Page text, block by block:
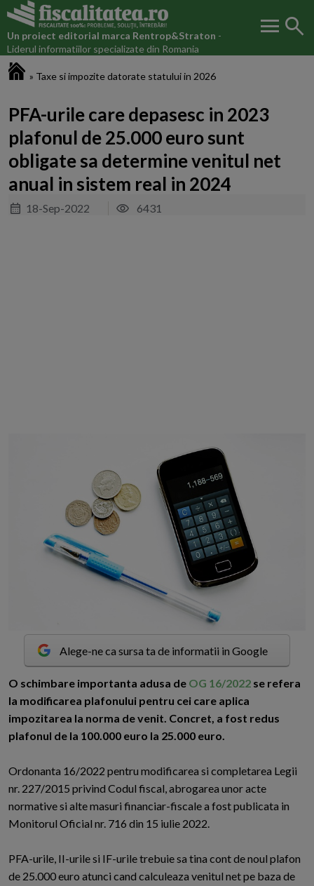
Un proiect editorial marca Rentrop&Straton -
Liderul informatiilor specializate din Romania
menu search
» Taxe si impozite datorate statului in 2026
PFA-urile care depasesc in 2023
plafonul de 25.000 euro sunt
obligate sa determine venitul net
anual in sistem real in 2024
18-Sep-2022 6431
Alege-ne ca sursa ta de informatii in Google
O schimbare importanta adusa de OG 16/2022 se refera
la modificarea plafonului pentru cei care aplica
impozitarea la norma de venit. Concret, a fost redus
plafonul de la 100.000 euro la 25.000 euro.
Ordonanta 16/2022 pentru modificarea si completarea Legii
nr. 227/2015 privind Codul fiscal, abrogarea unor acte
normative si alte masuri financiar-fiscale a fost publicata in
Monitorul Oficial nr. 716 din 15 iulie 2022.
PFA-urile, II-urile si IF-urile trebuie sa tina cont de noul plafon
de 25.000 euro atunci cand calculeaza venitul net pe baza de